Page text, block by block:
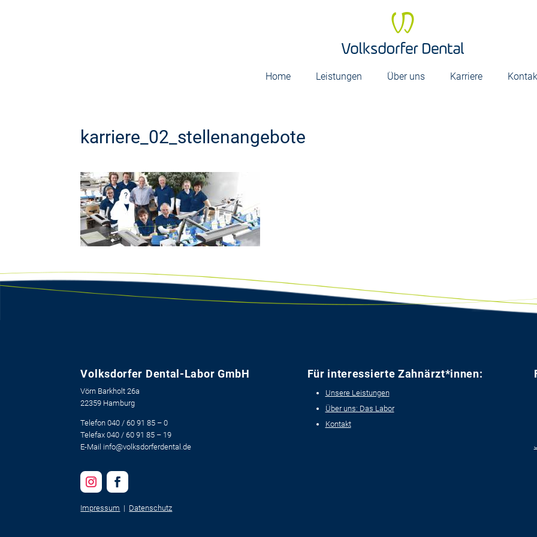
Home Leistungen Über uns Karriere
karriere_02_stellenangebote
Volksdorfer Dental-Labor GmbH
Vörn Barkholt 26a
22359 Hamburg
Telefon 040 / 60 91 85 – 0
Telefax 040 / 60 91 85 – 19
E-Mail info@volksdorferdental.de
Impressum | Datenschutz
Für interessierte Zahnärzt*innen:
Unsere Leistungen
Über uns: Das Labor
Kontakt